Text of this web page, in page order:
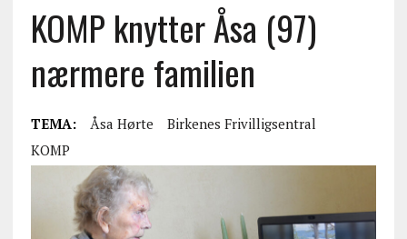
KOMP knytter Åsa (97)
nærmere familien
TEMA: Åsa Hørte
Birkenes Frivilligsentral
KOMP